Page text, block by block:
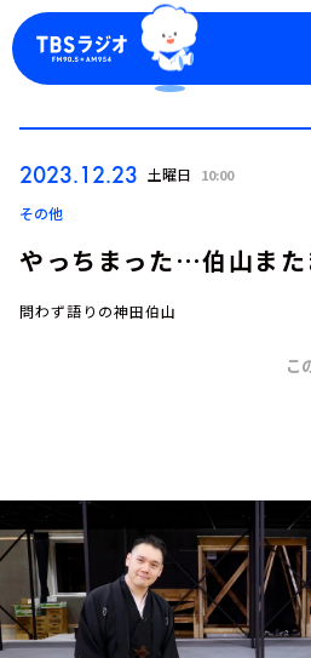
トピックス
TBS Podcast
お知らせ
イベント・グッズ
YouTube
会社情報
2023.12.23 土曜日 10:00
その他
やっちまった…伯山また
問わず語りの神田伯山
こ